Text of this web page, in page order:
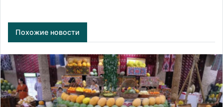
Похожие новости